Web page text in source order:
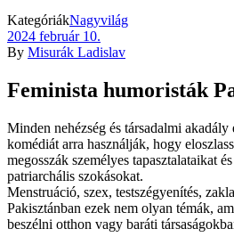
KategóriákNagyvilág
2024 február 10.
By Misurák Ladislav
Feminista humoristák
Minden nehézség és társadalmi
komédiát arra használják, hogy
megosszák személyes tapasztalataikat
patriarchális szokásokat.
Menstruáció, szex, testszégyenítés,
Pakisztánban ezek nem olyan témák,
beszélni otthon vagy baráti